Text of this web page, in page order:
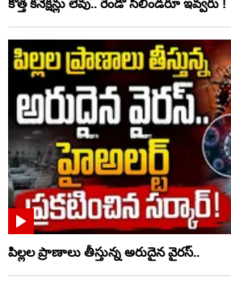
కొత్త కనెక్షన్లు లేవు.. రెండో సిలిండరూ ఇవ్వరు !
పిల్లల ప్రాణాలు తీస్తున్న అరుదైన వైరస్..